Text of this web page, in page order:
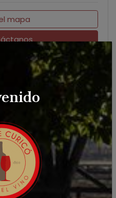
mapa
Ver en mapa